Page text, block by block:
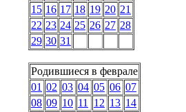
15 16 17 18 19 20 21
22 23 24 25 26 27 28
29 30 31
Родившиеся в феврале
01 02 03 04 05 06 07
08 09 10 11 12 13 14